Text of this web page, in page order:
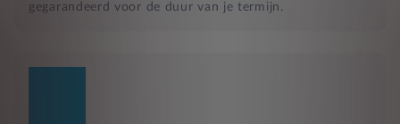
gegarandeerd voor de duur van je termijn.